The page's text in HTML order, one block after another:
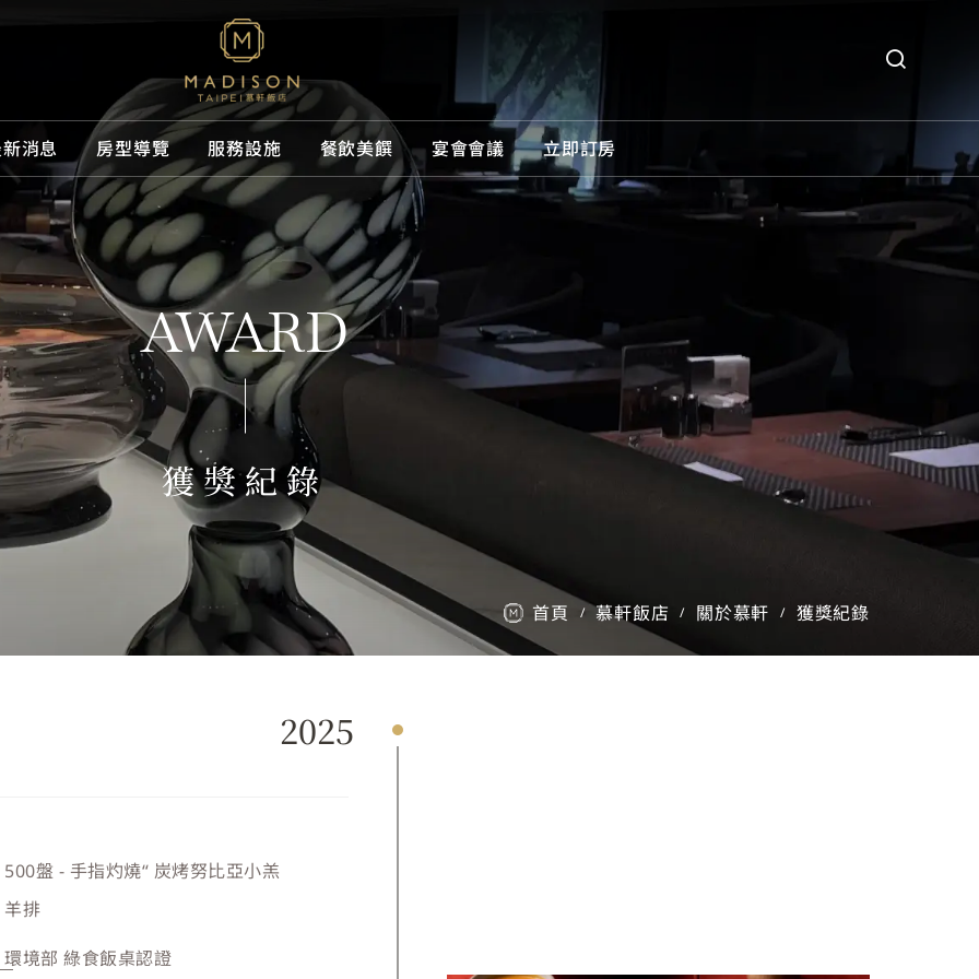
軒
您打造尊榮舒適之旅
品牌介紹
品牌體驗
精選相冊
聯絡我們
消息
息 專屬優惠
餐飲優惠
媒體中心
房型導覽
覽
您打造尊榮舒適之旅
所有房型
客房
服務設施
施
所有設施
休閒娛樂
專屬服務
餐飲美饌
饌
GUSTOSO義大利餐廳
URBAN331威士忌酒吧
線上購物
宴會會議 立即訂房
AWARD
獲獎紀錄
首頁 / 慕軒飯店 / 關於慕軒 / 獲獎紀錄
2025
500盤 - 手指灼燒“ 炭烤努比亞小羔
羊排
環境部 綠食飯桌認證